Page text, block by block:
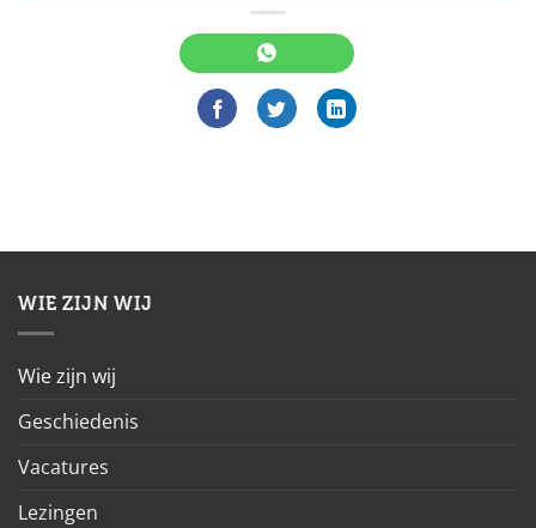
WIE ZIJN WIJ
Wie zijn wij
Geschiedenis
Vacatures
Lezingen